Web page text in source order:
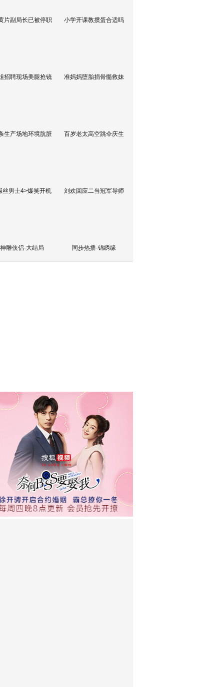
片副局长已被停职 小学开课教掼蛋合适吗
招聘现场美腿抢镜 准妈妈堕胎捐骨髓救妹
生产场地环境肮脏 百岁老太高空跳伞庆生
丝男士4>爆笑开机 刘欢回应二当冠军导师
神雕侠侣-大结局 同步热播-锦绣缘